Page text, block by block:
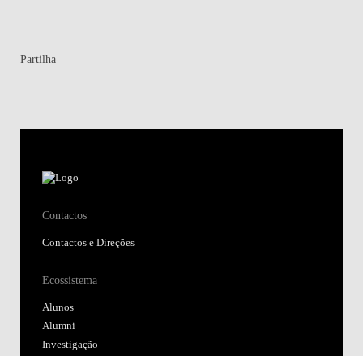
Partilha
Contactos
Contactos e Direções
Ecossistema
Alunos
Alumni
Investigação